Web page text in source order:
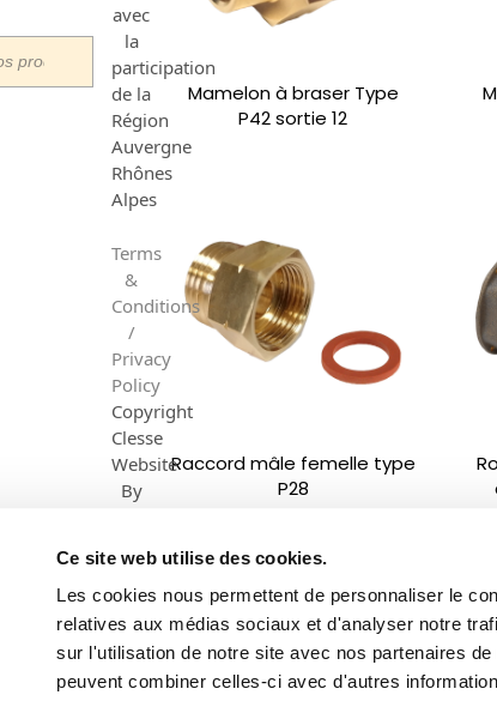
Ce site web utilise des cookies.
Les cookies nous permettent de personnaliser le
relatives aux médias sociaux et d'analyser notre
sur l'utilisation de notre site avec nos partenaires
peuvent combiner celles-ci avec d'autres
Mamelon à braser Type
P42 sortie 12
Raccord mâle femelle type
P28
avec
la
participation
de la
Région
Auvergne
Rhônes
Alpes
Terms
&
Conditions
/
Privacy
Policy
Copyright
Clesse
Website
By